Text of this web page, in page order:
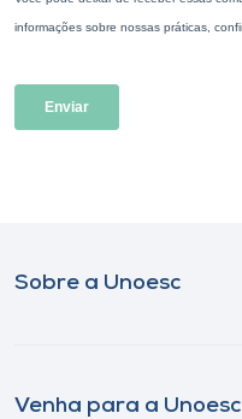
Sobre a Unoesc
Venha para a Unoesc